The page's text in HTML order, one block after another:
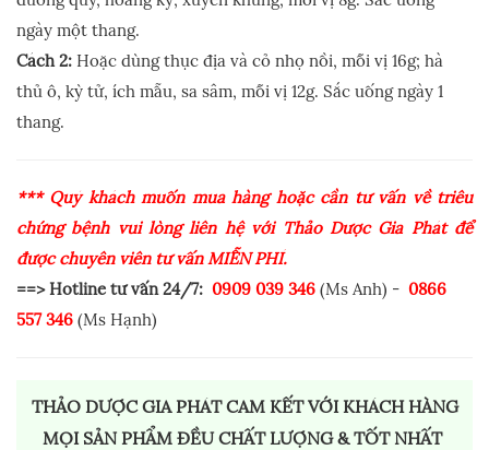
ngày một thang.
Cách 2: Hoặc dùng thục địa và cỏ nhọ nồi, mỗi vị 16g; hà
thủ ô, kỳ tử, ích mẫu, sa sâm, mỗi vị 12g. Sắc uống ngày 1
thang.
*** Quý khách muốn mua hàng hoặc cần tư vấn về triêu
chứng bệnh vui lòng liên hệ với Thảo Dược Gia Phát để
được chuyên viên tư vấn MIỄN PHÍ.
==> Hotline tư vấn 24/7: 0909 039 346 (Ms Anh) - 0866
557 346 (Ms Hạnh)
THẢO DƯỢC GIA PHÁT CAM KẾT VỚI KHÁCH HÀNG
MỌI SẢN PHẨM ĐỀU CHẤT LƯỢNG & TỐT NHẤT